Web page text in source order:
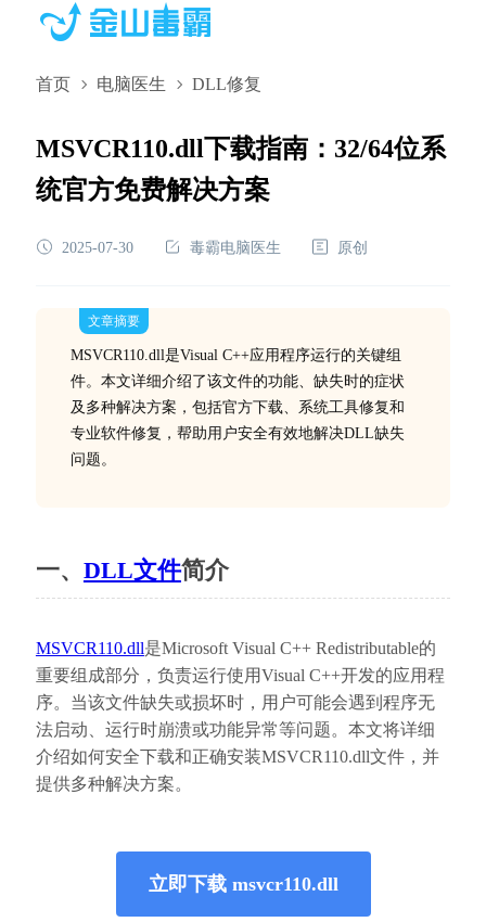
首页 电脑医生 DLL修复
MSVCR110.dll下载指南：32/64位系
统官方免费解决方案
2025-07-30 毒霸电脑医生 原创
文章摘要
MSVCR110.dll是Visual C++应用程序运行的关键组
件。本文详细介绍了该文件的功能、缺失时的症状
及多种解决方案，包括官方下载、系统工具修复和
专业软件修复，帮助用户安全有效地解决DLL缺失
问题。
一、 DLL文件简介
MSVCR110.dll是Microsoft Visual C++ Redistributable的
重要组成部分，负责运行使用Visual C++开发的应用程
序。当该文件缺失或损坏时，用户可能会遇到程序无
法启动、运行时崩溃或功能异常等问题。本文将详细
介绍如何安全下载和正确安装MSVCR110.dll文件，并
提供多种解决方案。
立即下载 msvcr110.dll